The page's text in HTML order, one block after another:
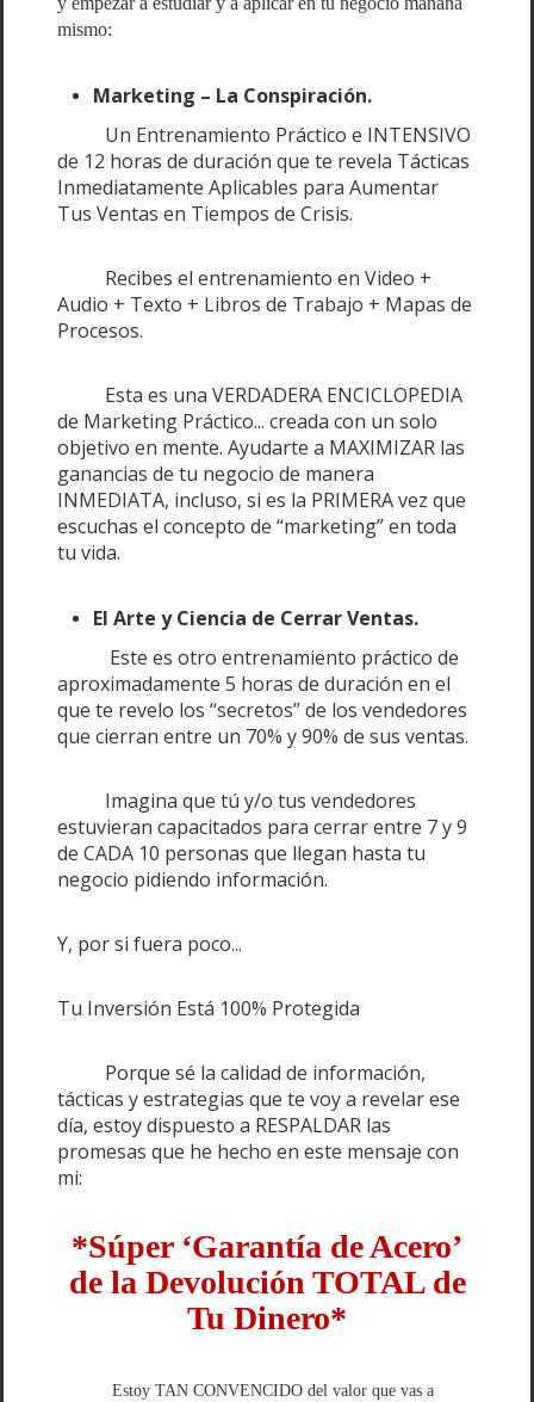
mismo:
Marketing – La Conspiración.
Un Entrenamiento Práctico e INTENSIVO
de 12 horas de duración que te revela Tácticas
Inmediatamente Aplicables para Aumentar
Tus Ventas en Tiempos de Crisis.
Recibes el entrenamiento en Video +
Audio + Texto + Libros de Trabajo + Mapas de
Procesos.
Esta es una VERDADERA ENCICLOPEDIA
de Marketing Práctico... creada con un solo
objetivo en mente. Ayudarte a MAXIMIZAR las
ganancias de tu negocio de manera
INMEDIATA, incluso, si es la PRIMERA vez que
escuchas el concepto de “marketing” en toda
tu vida.
El Arte y Ciencia de Cerrar Ventas.
Este es otro entrenamiento práctico de
aproximadamente 5 horas de duración en el
que te revelo los “secretos” de los vendedores
que cierran entre un 70% y 90% de sus ventas.
Imagina que tú y/o tus vendedores
estuvieran capacitados para cerrar entre 7 y 9
de CADA 10 personas que llegan hasta tu
negocio pidiendo información.
Y, por si fuera poco...
Tu Inversión Está 100% Protegida
Porque sé la calidad de información,
tácticas y estrategias que te voy a revelar ese
día, estoy dispuesto a RESPALDAR las
promesas que he hecho en este mensaje con
mi:
*Súper ‘Garantía de Acero’
de la Devolución TOTAL de
Tu Dinero*
Estoy TAN CONVENCIDO del valor que vas a